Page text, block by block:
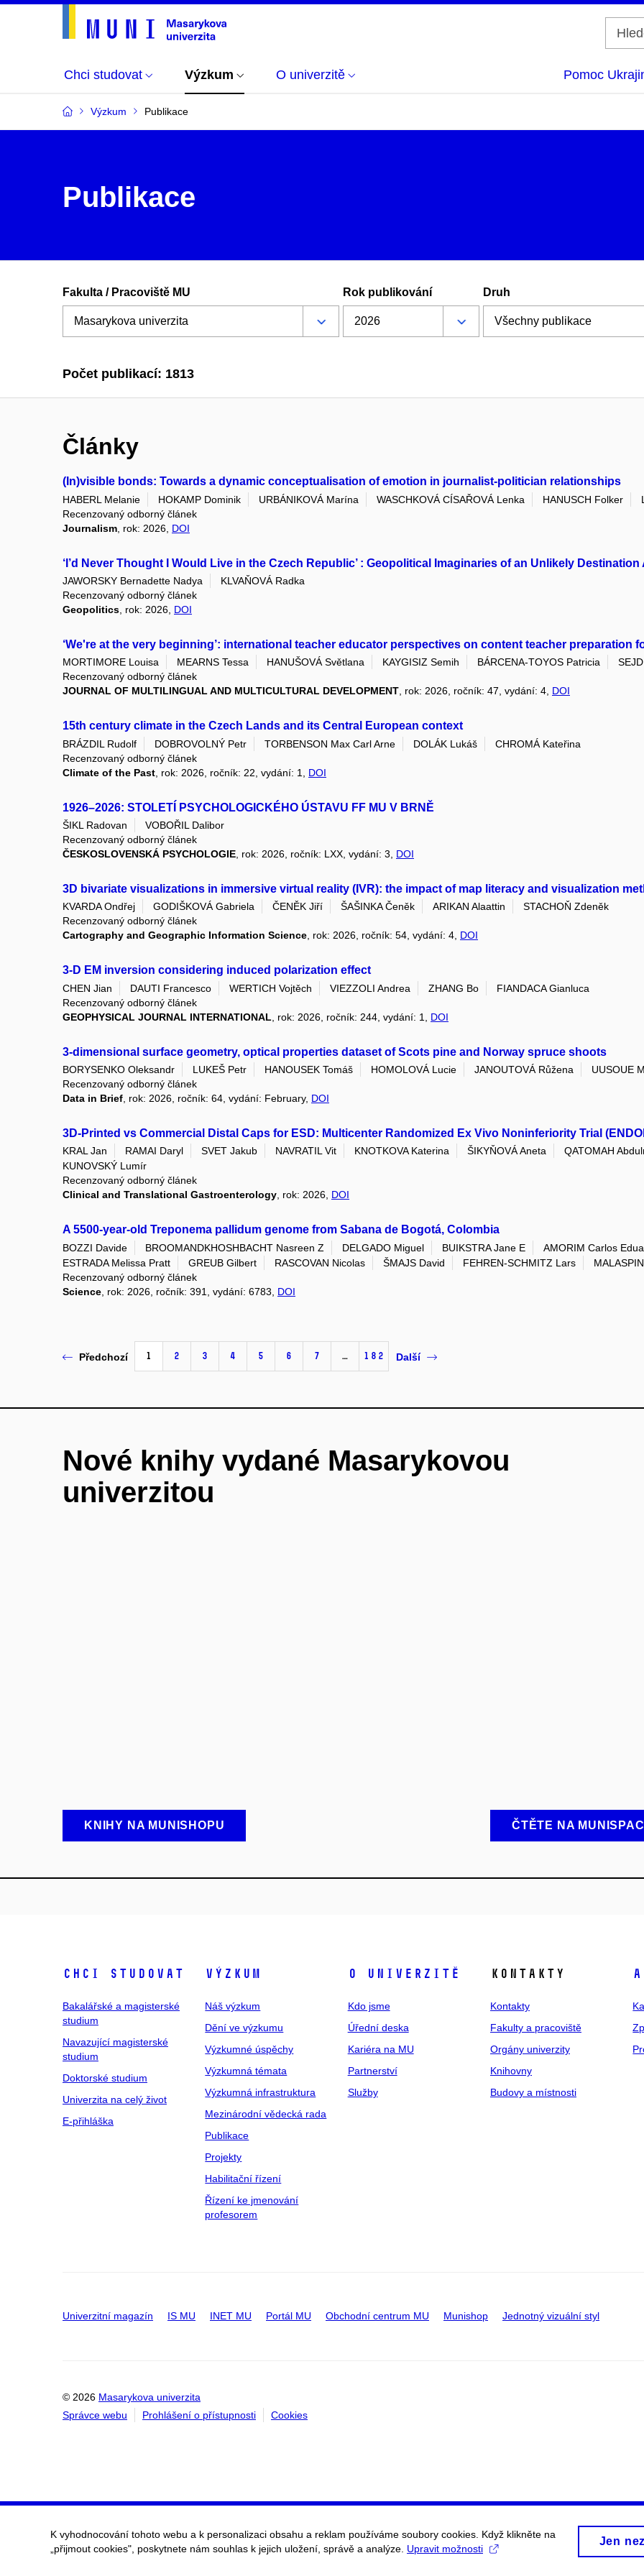
Chci studovat Výzkum O univerzitě Pomoc
Výzkum Publikace
Publikace
Fakulta / Pracoviště MU Rok publikování Druh
Počet publikací: 1813
Články
(In)visible bonds: Towards a dynamic conceptualisation of emotion in journalist-politician relationships
HABERL Melanie HOKAMP Dominik URBÁNIKOVÁ Marína WASCHKOVÁ CÍSAŘOVÁ Lenka HANUSCH Folker
Recenzovaný odborný článek
Journalism , rok: 2026, DOI
‘I’d Never Thought I Would Live in the Czech Republic’ : Geopolitical Imaginaries of an Unlikely
JAWORSKY Bernadette Nadya
KLVAŇOVÁ Radka
Recenzovaný odborný článek
Geopolitics , rok: 2026, DOI
‘We're at the very beginning’: international teacher educator perspectives on content teacher preparation
MORTIMORE Louisa MEARNS Tessa HANUŠOVÁ Světlana KAYGISIZ Semih BÁRCENA-TOYOS Patricia
Recenzovaný odborný článek
JOURNAL OF MULTILINGUAL AND MULTICULTURAL DEVELOPMENT, rok: 2026, ročník: 47, vydání: 4, DOI
15th century climate in the Czech Lands and its Central European context
BRÁZDIL Rudolf DOBROVOLNÝ Petr TORBENSON Max Carl Arne DOLÁK Lukáš
CHROMÁ Kateřina
Recenzovaný odborný článek
Climate of the Past , rok: 2026, ročník: 22, vydání: 1, DOI
1926–2026: STOLETÍ PSYCHOLOGICKÉHO ÚSTAVU FF MU V BRNĚ
ŠIKL Radovan
VOBOŘIL Dalibor
Recenzovaný odborný článek
ČESKOSLOVENSKÁ PSYCHOLOGIE , rok: 2026, ročník: LXX, vydání: 3, DOI
3D bivariate visualizations in immersive virtual reality (IVR): the impact of map literacy and visualization
KVARDA Ondřej GODIŠKOVÁ Gabriela ČENĚK Jiří ŠAŠINKA Čeněk ARIKAN Alaattin
STACHOŇ Zdeněk
Recenzovaný odborný článek
Cartography and Geographic Information Science, rok: 2026, ročník: 54, vydání: 4, DOI
3-D EM inversion considering induced polarization effect
CHEN Jian DAUTI Francesco WERTICH Vojtěch VIEZZOLI Andrea ZHANG Bo
FIANDACA Gianluca
Recenzovaný odborný článek
GEOPHYSICAL JOURNAL INTERNATIONAL , rok: 2026, ročník: 244, vydání: 1, DOI
3-dimensional surface geometry, optical properties dataset of Scots pine and Norway spruce shoots
BORYSENKO Oleksandr LUKEŠ Petr HANOUSEK Tomáš HOMOLOVÁ Lucie JANOUTOVÁ Růžena
UUSOUE
Recenzovaný odborný článek
Data in Brief , rok: 2026, ročník: 64, vydání: February, DOI
3D-Printed vs Commercial Distal Caps for ESD: Multicenter Randomized Ex Vivo Noninferiority Trial
KRAL Jan RAMAI Daryl SVET Jakub NAVRATIL Vit KNOTKOVA Katerina ŠIKYŇOVÁ Aneta
QATOMAH
KUNOVSKÝ Lumír
Recenzovaný odborný článek
Clinical and Translational Gastroenterology, rok: 2026, DOI
A 5500-year-old Treponema pallidum genome from Sabana de Bogotá, Colombia
BOZZI Davide BROOMANDKHOSHBACHT Nasreen Z DELGADO Miguel BUIKSTRA Jane E
AMORIM Carlos
ESTRADA Melissa Pratt
GREUB Gilbert RASCOVAN Nicolas ŠMAJS David FEHREN-SCHMITZ Lars
Recenzovaný odborný článek
Science , rok: 2026, ročník: 391, vydání: 6783, DOI
Předchozí 1 2 3 4 5 6 7 … 182 Další
Nové knihy vydané Masarykovou
univerzitou
KNIHY NA MUNISHOPU ČTĚTE NA
Chci studovat
Bakalářské a magisterské
studium
Navazující magisterské
studium
Doktorské studium
Univerzita na celý život
E-přihláška
Výzkum
Náš výzkum
Dění ve výzkumu
Výzkumné úspěchy
Výzkumná témata
Výzkumná infrastruktura
Mezinárodní vědecká rada
Publikace
Projekty
Habilitační řízení
Řízení ke jmenování
profesorem
O univerzitě
Kdo jsme
Úřední deska
Kariéra na MU
Partnerství
Služby
Kontakty
Kontakty
Fakulty a pracoviště
Orgány univerzity
Knihovny
Budovy a místnosti
Univerzitní magazín IS MU INET MU Portál MU Obchodní centrum MU Munishop Jednotný vizuální styl
© 2026 Masarykova univerzita
Správce webu
Prohlášení o přístupnosti Cookies
K vyhodnocování tohoto webu a k personalizaci obsahu a reklam používáme soubory cookies. Když klikněte na
„přijmout cookies", poskytnete nám souhlas k jejich uložení, správě a analýze. Upravit možnosti
Jen